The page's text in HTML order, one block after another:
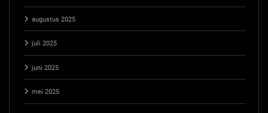
augustus 2025
juli 2025
juni 2025
mei 2025